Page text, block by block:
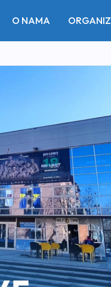
O NAMA